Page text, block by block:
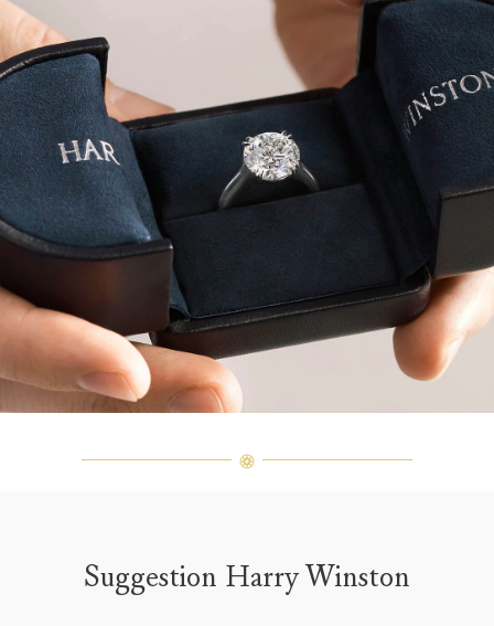
Suggestion Harry Winston